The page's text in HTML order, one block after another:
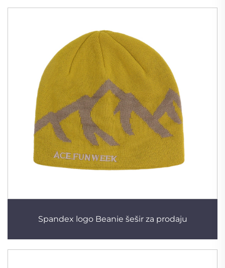
Spandex logo Beanie šešir za prodaju